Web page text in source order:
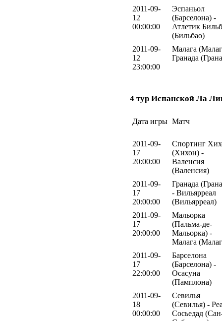
2011-09-
12
00:00:00
Эспаньол
(Барселона) -
Атлетик
(Бильбао)
2011-09-
12
23:00:00
Малага
Гранада
4 тур Испанской Ла
Дата игры Матч
2011-09-
17
20:00:00
Спортинг
(Хихон) -
Валенсия
(Валенсия)
2011-09-
17
20:00:00
Гранада
- Вильярреал
(Вильярреал)
2011-09-
17
20:00:00
Мальорка
(Пальма-де-
Мальорка) -
Малага
2011-09-
17
22:00:00
Барселона
(Барселона) -
Осасуна
(Памплона)
2011-09-
18
00:00:00
Севилья
(Севилья) -
Сосьедад